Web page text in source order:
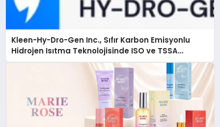
Kleen-Hy-Dro-Gen Inc., Sıfır Karbon Emisyonlu
Hidrojen Isıtma Teknolojisinde ISO ve TSSA
Düzenleyici Onaylarını Aldı